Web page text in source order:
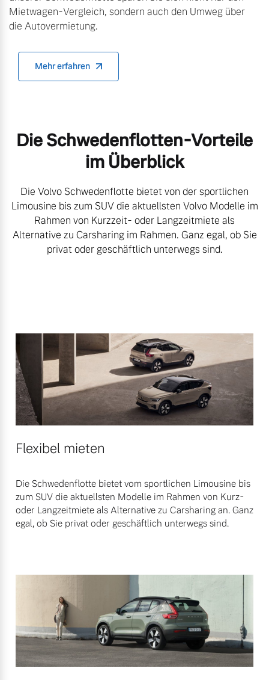
Mietwagen-Vergleich, sondern auch den Umweg über
die Autovermietung.
Mehr erfahren
Die Schwedenflotten-Vorteile
im Überblick
Die Volvo Schwedenflotte bietet von der sportlichen
Limousine bis zum SUV die aktuellsten Volvo Modelle im
Rahmen von Kurzzeit- oder Langzeitmiete als
Alternative zu Carsharing im Rahmen. Ganz egal, ob Sie
privat oder geschäftlich unterwegs sind.
Flexibel mieten
Die Schwedenflotte bietet vom sportlichen Limousine bis
zum SUV die aktuellsten Modelle im Rahmen von Kurz-
oder Langzeitmiete als Alternative zu Carsharing an. Ganz
egal, ob Sie privat oder geschäftlich unterwegs sind.